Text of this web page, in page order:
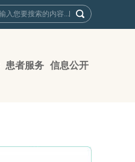
患者服务 信息公开